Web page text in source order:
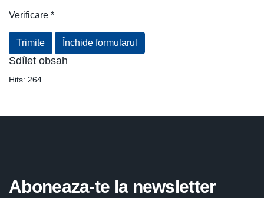
Verificare *
Trimite Închide formularul
Sdílet obsah
Hits: 264
Aboneaza-te la newsletter